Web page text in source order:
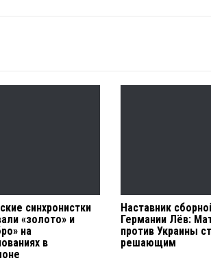
синхронистки
«золото» и
на
в
Наставник
Германии Лёв:
против Украины
решающим